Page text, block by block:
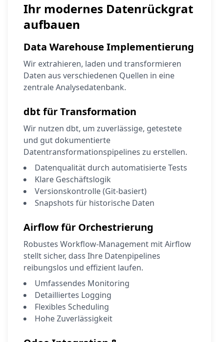
Ihr modernes Datenrückgrat
aufbauen
Data Warehouse Implementierung
Wir extrahieren, laden und transformieren
Daten aus verschiedenen Quellen in eine
zentrale Analysedatenbank.
dbt für Transformation
Wir nutzen dbt, um zuverlässige, getestete
und gut dokumentierte
Datentransformationspipelines zu erstellen.
Datenqualität durch automatisierte Tests
Klare Geschäftslogik
Versionskontrolle (Git-basiert)
Snapshots für historische Daten
Airflow für Orchestrierung
Robustes Workflow-Management mit Airflow
stellt sicher, dass Ihre Datenpipelines
reibungslos und effizient laufen.
Umfassendes Monitoring
Detailliertes Logging
Flexibles Scheduling
Hohe Zuverlässigkeit